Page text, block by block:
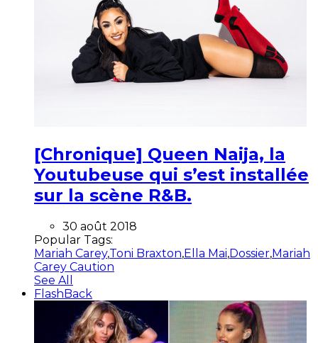
[Chronique] Queen Naija, la
Youtubeuse qui s’est installée
sur la scène R&B.
30 août 2018
Popular Tags:
Mariah Carey,Toni Braxton,Ella Mai,Dossier,Mariah
Carey Caution
See All
FlashBack